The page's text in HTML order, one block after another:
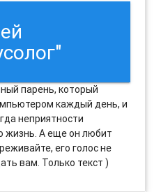
парень, который
каждый день, и
неприятности
жизнь. А еще он любит
его голос не
вам. Только текст )